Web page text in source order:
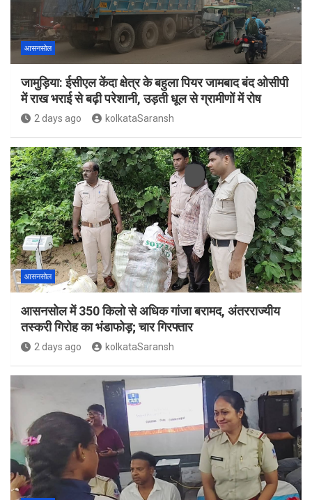
आसनसोल
जामुड़िया: ईसीएल केंदा क्षेत्र के बहुला पियर जामबाद बंद ओसीपी
में राख भराई से बढ़ी परेशानी, उड़ती धूल से ग्रामीणों में रोष
2 days ago kolkataSaransh
आसनसोल
आसनसोल में 350 किलो से अधिक गांजा बरामद, अंतरराज्यीय
तस्करी गिरोह का भंडाफोड़; चार गिरफ्तार
2 days ago kolkataSaransh